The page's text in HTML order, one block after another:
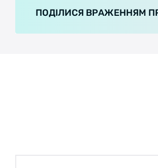
ПОДІЛИСЯ ВРАЖЕННЯМ